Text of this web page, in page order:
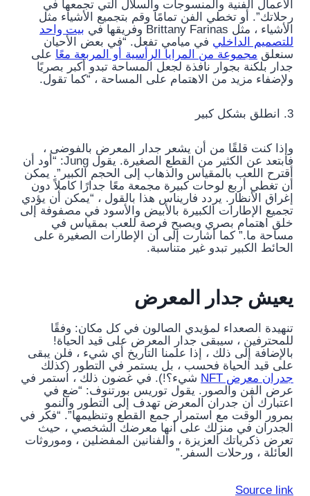
الأعمال الفنية والمنسوجات والسلال التي تجمعها في
رحلاتك”. أو تخطي الفن تمامًا وقم بتجميع الأشياء مثل
الأشياء ، مثل Brittany Farinas وفريقها في
بيت واحد
للتصميم الداخلي في ميامي تفعل. “في بعض الأحيان
سنعلق مجموعة من المرايا الرأسية أو المربعة معًا على
جدار بلكنة بجوار نافذة لجعل المساحة تبدو أكبر بصريًا
ولإضفاء مزيد من الاهتمام على المساحة ، “كما تقول.
3. انطلق بشكل كبير
وإذا كنت قلقًا من أن يشعر جدار المعرض بالفوضى ،
فابتعد عن الكثير من القطع الصغيرة. يقول Jung: “أود أن
أقترح اللعب بالمقياس والذهاب إلى الحجم الكبير”. يمكن
أن تغطي أربع لوحات كبيرة مجمعة معًا جدارًا كاملاً دون
إغراق الأنظار. يردد فاريناس هذا بالقول ، “يمكن أن يؤدي
تجميع الإطارات الكبيرة بالأبيض والأسود في مصفوفة إلى
خلق اهتمام بصري ويصبح فرصة للعب بمقياس في
مساحة ما.” كما أشارت إلى أن الإطارات الصغيرة على
الحائط الكبير تبدو غير متناسبة.
يعيش جدار المعرض
تنهيدة الصعداء لمؤيدي الصالون في كل مكان: وفقًا
للمحترفين ، سيبقى جدار المعرض على قيد الحياة!
بالإضافة إلى ذلك ، إذا علمنا التاريخ أي شيء ، فلن يبقى
على قيد الحياة فحسب ، بل يستمر في التطور (كذلك
جدران معرض NFT
شيء؟!). في غضون ذلك ، استمر في
عرض الفن والصور. يقول توريس بورتنوف: “ضع في
اعتبارك أن جدران المعرض تهدف إلى التطور والنمو
بمرور الوقت مع استمرار جمع القطع وتنظيمها”. “فكر في
الجدران في منزلك على أنها معرضك الشخصي ، حيث
تعرض ذكرياتك العزيزة ، والفنانين المفضلين ، وموروثات
العائلة ، ورحلات السفر.”
Source link